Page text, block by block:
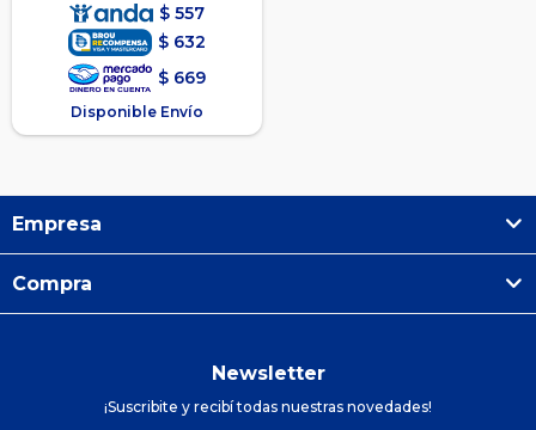
$ 557
$ 632
$ 669
Disponible Envío
Empresa
Compra
Newsletter
¡Suscribite y recibí todas nuestras novedades!